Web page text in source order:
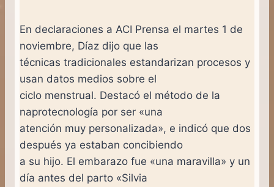
En declaraciones a ACI Prensa el martes 1 de
noviembre, Díaz dijo que las
técnicas tradicionales estandarizan procesos y
usan datos medios sobre el
ciclo menstrual. Destacó el método de la
naprotecnología por ser «una
atención muy personalizada», e indicó que dos
después ya estaban concibiendo
a su hijo. El embarazo fue «una maravilla» y un
día antes del parto «Silvia